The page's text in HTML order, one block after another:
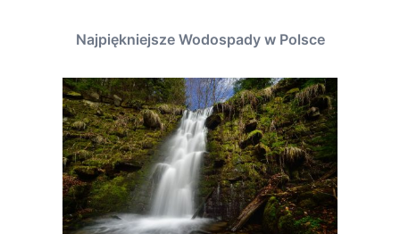
Najpiękniejsze Wodospady w Polsce